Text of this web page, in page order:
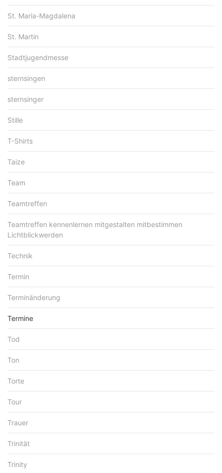
St. Maria-Magdalena
St. Martin
Stadtjugendmesse
sternsingen
sternsinger
Stille
T-Shirts
Taize
Team
Teamtreffen
Teamtreffen kennenlernen mitgestalten mitbestimmen
Lichtblickwerden
Technik
Termin
Terminänderung
Termine
Tod
Ton
Torte
Tour
Trauer
Trinität
Trinity